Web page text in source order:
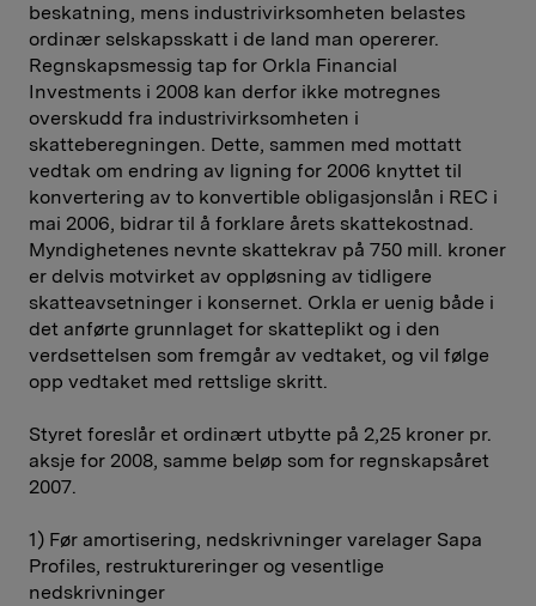
beskatning, mens industrivirksomheten belastes
ordinær selskapsskatt i de land man opererer.
Regnskapsmessig tap for Orkla Financial
Investments i 2008 kan derfor ikke motregnes
overskudd fra industrivirksomheten i
skatteberegningen. Dette, sammen med mottatt
vedtak om endring av ligning for 2006 knyttet til
konvertering av to konvertible obligasjonslån i REC i
mai 2006, bidrar til å forklare årets skattekostnad.
Myndighetenes nevnte skattekrav på 750 mill. kroner
er delvis motvirket av oppløsning av tidligere
skatteavsetninger i konsernet. Orkla er uenig både i
det anførte grunnlaget for skatteplikt og i den
verdsettelsen som fremgår av vedtaket, og vil følge
opp vedtaket med rettslige skritt.
Styret foreslår et ordinært utbytte på 2,25 kroner pr.
aksje for 2008, samme beløp som for regnskapsåret
2007.
1) Før amortisering, nedskrivninger varelager Sapa
Profiles, restruktureringer og vesentlige
nedskrivninger